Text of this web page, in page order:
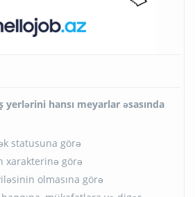
yerlərini hansı meyarlar əsasında
statusuna görə
xarakterinə görə
olmasına görə